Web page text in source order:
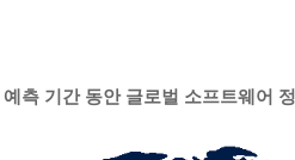
측 기간 동안 글로벌 소프트웨어